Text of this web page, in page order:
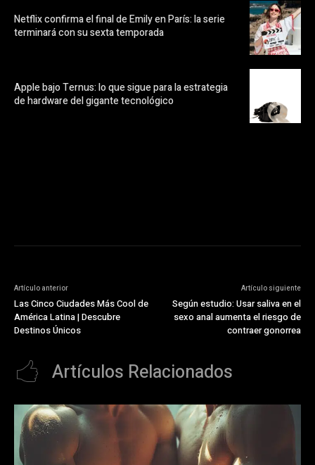
Netflix confirma el final de Emily en París: la serie
terminará con su sexta temporada
Apple bajo Ternus: lo que sigue para la estrategia
de hardware del gigante tecnológico
Artículo anterior
Las Cinco Ciudades Más Cool de
América Latina | Descubre
Destinos Únicos
Artículo siguiente
Según estudio: Usar saliva en el
sexo anal aumenta el riesgo de
contraer gonorrea
Artículos Relacionados